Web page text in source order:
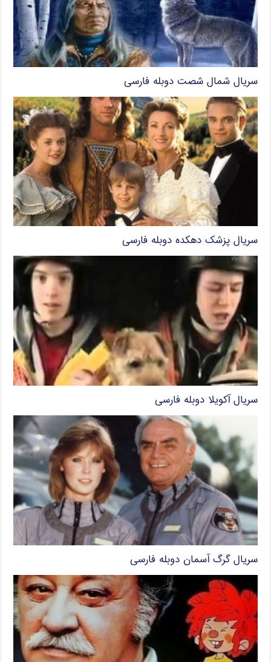
سریال شمال شصت دوبله فارسی
سریال پزشک دهکده دوبله فارسی
سریال آکویلا دوبله فارسی
سریال گرگ آسمان دوبله فارسی